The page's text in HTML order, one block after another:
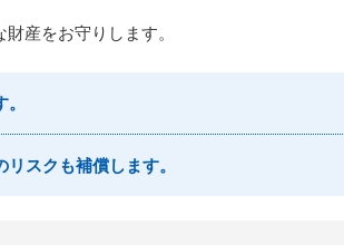
産をお守りします。
スクも補償します。